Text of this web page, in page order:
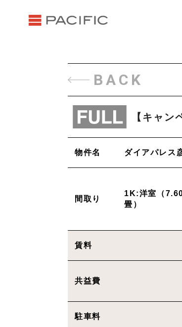
BACK
【キャン
物件名 ダイアパレ
間取り
1K:洋室（
畳）
賃料
共益費
駐車料